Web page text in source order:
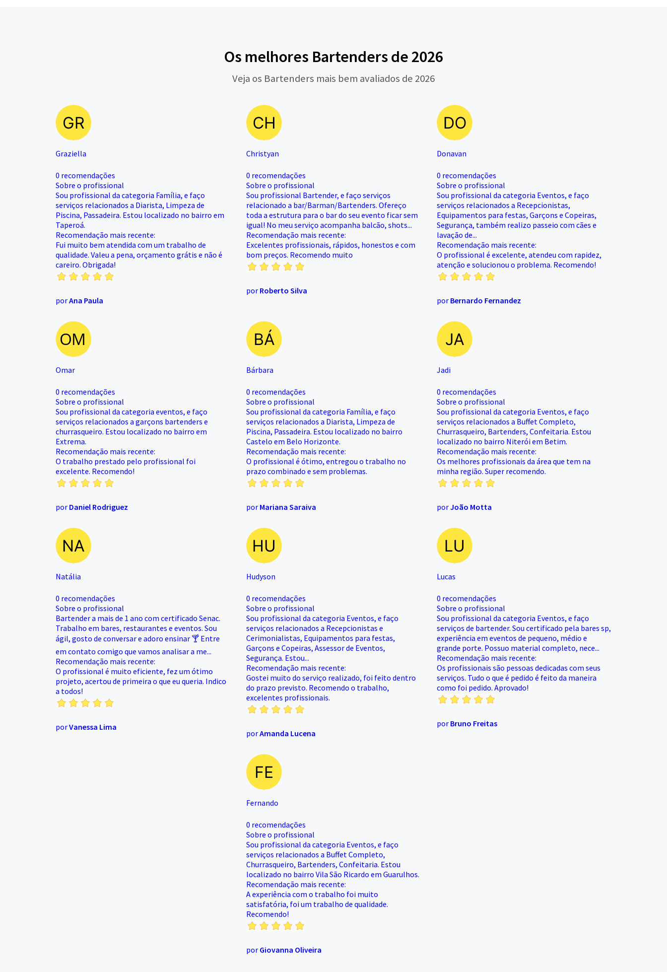
Os melhores Bartenders de 2026
Veja os Bartenders mais bem avaliados de 2026
Graziella
0 recomendações
Sobre o profissional
Sou profissional da categoria Família, e faço
serviços relacionados a Diarista, Limpeza de
Piscina, Passadeira. Estou localizado no bairro em
Taperoá.
Recomendação mais recente:
Fui muito bem atendida com um trabalho de
qualidade. Valeu a pena, orçamento grátis e não é
careiro. Obrigada!
porAna Paula
Christyan
0 recomendações
Sobre o profissional
Sou profissional Bartender, e faço serviços
relacionado a bar/Barman/Bartenders. Ofereço
toda a estrutura para o bar do seu evento ficar sem
igual! No meu serviço acompanha balcão, shots...
Recomendação mais recente:
Excelentes profissionais, rápidos, honestos e com
bom preços. Recomendo muito
por Roberto Silva
Donavan
0 recomendações
Sobre o profissional
Sou profissional da categoria Eventos, e faço
serviços relacionados a Recepcionistas,
Equipamentos para festas, Garçons e Copeiras,
Segurança, também realizo passeio com cães e
lavação de...
Recomendação mais recente:
O profissional é excelente, atendeu com rapidez,
atenção e solucionou o problema. Recomendo!
por Bernardo Fernandez
Omar
0 recomendações
Sobre o profissional
Sou profissional da categoria eventos, e faço
serviços relacionados a garçons bartenders e
churrasqueiro. Estou localizado no bairro em
Extrema.
Recomendação mais recente:
O trabalho prestado pelo profissional foi
excelente. Recomendo!
por Daniel Rodriguez
Bárbara
0 recomendações
Sobre o profissional
Sou profissional da categoria Família, e faço
serviços relacionados a Diarista, Limpeza de
Piscina, Passadeira. Estou localizado no bairro
Castelo em Belo Horizonte.
Recomendação mais recente:
O profissional é ótimo, entregou o trabalho no
prazo combinado e sem problemas.
por Mariana Saraiva
Jadi
0 recomendações
Sobre o profissional
Sou profissional da categoria Eventos, e faço
serviços relacionados a Buffet Completo,
Churrasqueiro, Bartenders, Confeitaria. Estou
localizado no bairro Niterói em Betim.
Recomendação mais recente:
Os melhores profissionais da área que tem na
minha região. Super recomendo.
porJoão Motta
Natália
0 recomendações
Sobre o profissional
Bartender a mais de 1 ano com certificado Senac.
Trabalho em bares, restaurantes e eventos. Sou
ágil, gosto de conversar e adoro ensinar 🍸 Entre
em contato comigo que vamos analisar a me...
Recomendação mais recente:
O profissional é muito eficiente, fez um ótimo
projeto, acertou de primeira o que eu queria. Indico
a todos!
porVanessa Lima
Hudyson
0 recomendações
Sobre o profissional
Sou profissional da categoria Eventos, e faço
serviços relacionados a Recepcionistas e
Cerimonialistas, Equipamentos para festas,
Garçons e Copeiras, Assessor de Eventos,
Segurança. Estou...
Recomendação mais recente:
Gostei muito do serviço realizado, foi feito dentro
do prazo previsto. Recomendo o trabalho,
excelentes profissionais.
porAmanda Lucena
Lucas
0 recomendações
Sobre o profissional
Sou profissional da categoria Eventos, e faço
serviços de bartender. Sou certificado pela bares sp,
experiência em eventos de pequeno, médio e
grande porte. Possuo material completo, nece...
Recomendação mais recente:
Os profissionais são pessoas dedicadas com seus
serviços. Tudo o que é pedido é feito da maneira
como foi pedido. Aprovado!
por Bruno Freitas
Fernando
0 recomendações
Sobre o profissional
Sou profissional da categoria Eventos, e faço
serviços relacionados a Buffet Completo,
Churrasqueiro, Bartenders, Confeitaria. Estou
localizado no bairro Vila São Ricardo em Guarulhos.
Recomendação mais recente:
A experiência com o trabalho foi muito
satisfatória, foi um trabalho de qualidade.
Recomendo!
por Giovanna Oliveira